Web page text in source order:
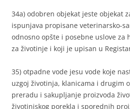
34a) odobren objekat jeste objekat
ispunjava propisane veterinarsko-
odnosno opšte i posebne uslove
za životinje i koji je upisan u
35) otpadne vode jesu vode koje
uzgoj životinja, klanicama i drugim
preradu i sakupljanje proizvoda
životinjskog porekla i sporednih